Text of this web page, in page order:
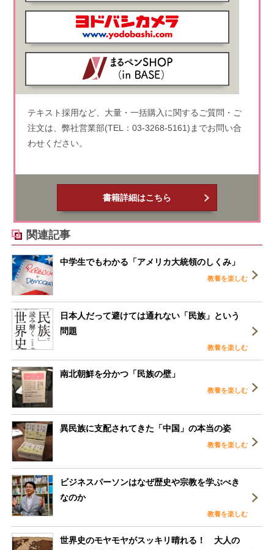
テキスト採用など、大量・一括購入に関するご質問・ご
注文は、弊社営業部(TEL：03-3268-5161)までお問い合
わせください。
書籍詳細はこちら
関連記事
中学生でもわかる「アメリカ大統領のしくみ」
教養を楽しむ
日本人だって避けては通れない「民族」という
問題
教養を楽しむ
南北朝鮮を分かつ「民族の壁」
教養を楽しむ
異民族に支配されてきた「中国」の本当の姿
教養を楽しむ
ビジネスパーソンはなぜ歴史や宗教を学ぶべき
なのか
教養を楽しむ
世界史のモヤモヤがスッキリ晴れる！ 大人の